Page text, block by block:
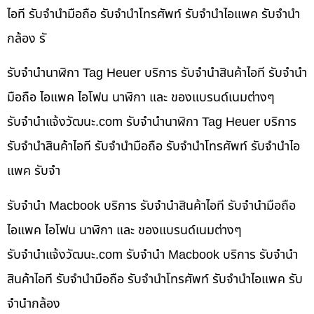
ไอที รับจำนำมือถือ รับจำนำโทรศัพท์ รับจำนำไอแพค รับจำนำ
กล้อง รั
รับจำนำนาฬิกา Tag Heuer บริการ รับจำนำสินค้าไอที รับจำนำ
มือถือ ไอแพค ไอโฟน นาฬิกา และ ของแบรนด์เนมต่างๆ
รับจํานําแจ้งวัฒนะ.com รับจำนำนาฬิกา Tag Heuer บริการ
รับจำนำสินค้าไอที รับจำนำมือถือ รับจำนำโทรศัพท์ รับจำนำไอ
แพค รับจำ
รับจำนำ Macbook บริการ รับจำนำสินค้าไอที รับจำนำมือถือ
ไอแพค ไอโฟน นาฬิกา และ ของแบรนด์เนมต่างๆ
รับจํานําแจ้งวัฒนะ.com รับจำนำ Macbook บริการ รับจำนำ
สินค้าไอที รับจำนำมือถือ รับจำนำโทรศัพท์ รับจำนำไอแพค รับ
จำนำกล้อง